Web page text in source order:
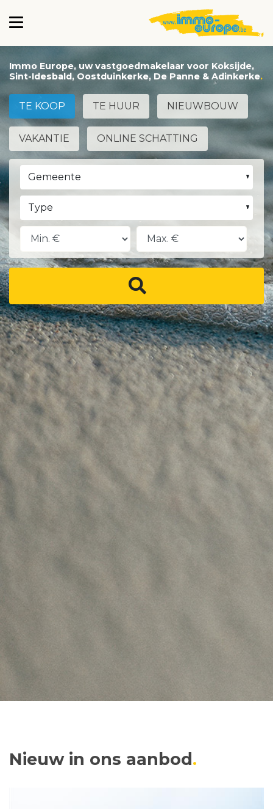
Immo Europe, uw vastgoedmakelaar voor Koksijde,
Sint-Idesbald, Oostduinkerke, De Panne & Adinkerke
TE KOOP TE HUUR NIEUWBOUW
VAKANTIE ONLINE SCHATTING
Gemeente
Type
Nieuw in ons aanbod